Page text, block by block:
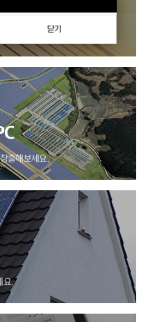
출해보세요.
요.
닫기